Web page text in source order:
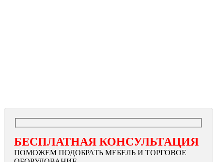
БЕСПЛАТНАЯ КОНСУЛЬТАЦИЯ
ПОМОЖЕМ ПОДОБРАТЬ МЕБЕЛЬ И ТОРГОВОЕ